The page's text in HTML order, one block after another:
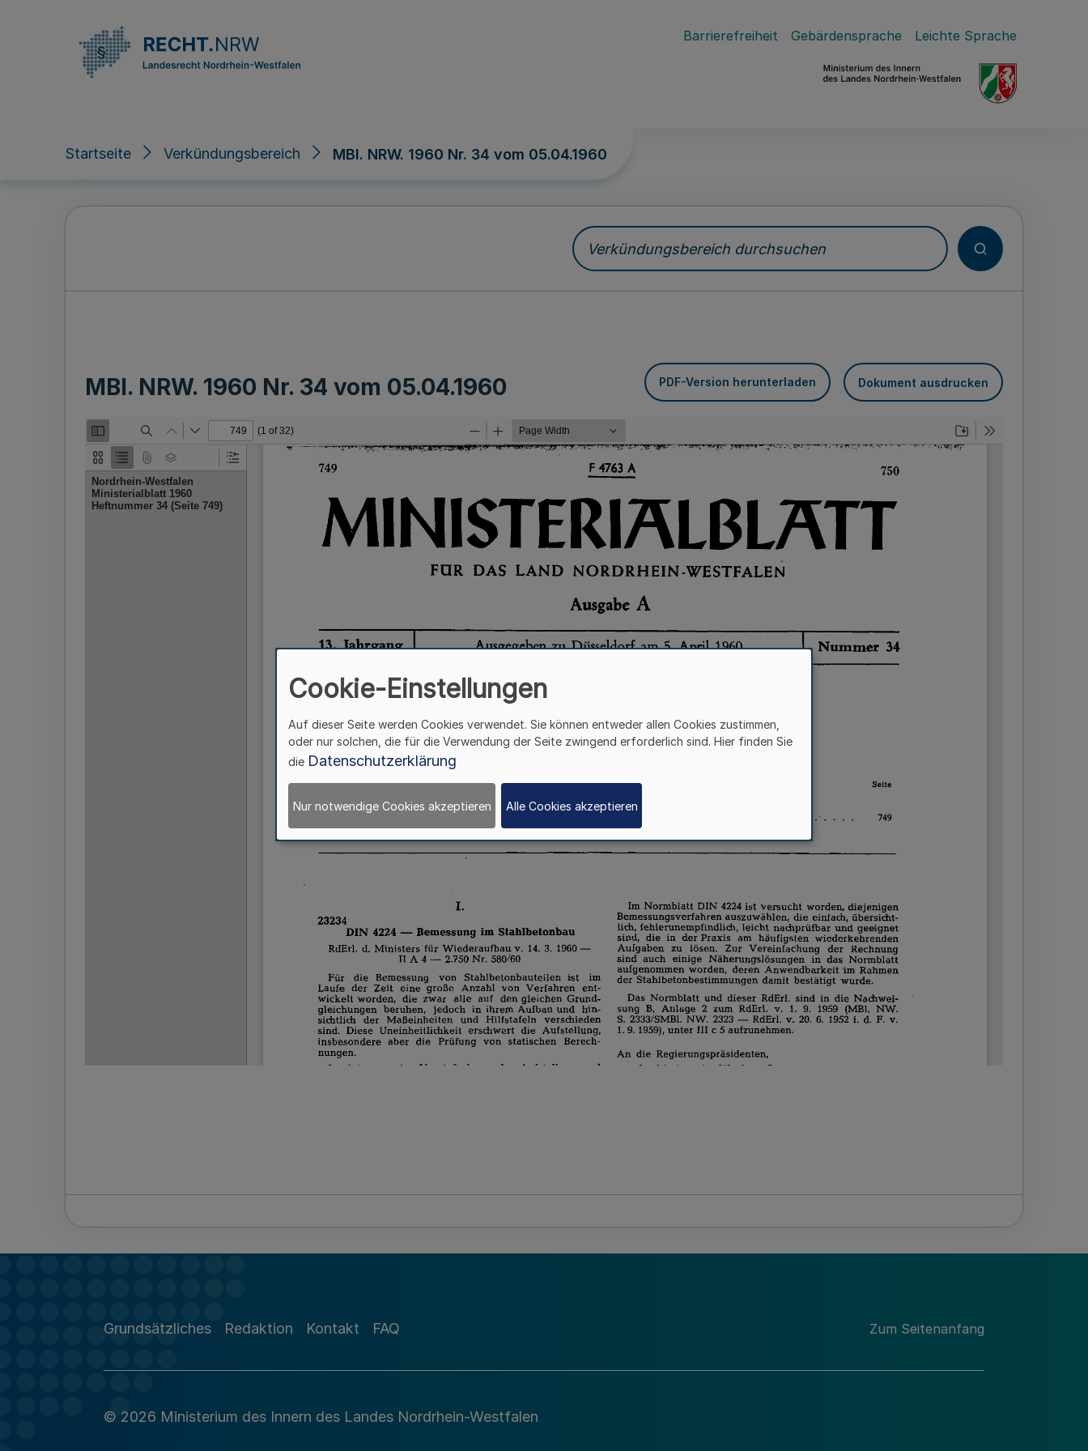
Barrierefreiheit Gebärdensprache Leichte Sprache
Startseite Verkündungsbereich MBl. NRW. 1960 Nr. 34 vom 05.04.1960
Verkündungsbereich durchsuchen
MBl. NRW. 1960 Nr. 34 vom 05.04.1960 PDF-Version herunterladen Dokument ausdrucken
Grundsätzliches Redaktion Kontakt FAQ Zum Seitenanfang
© 2026 Ministerium des Innern des Landes Nordrhein-Westfalen
Cookie-Einstellungen
Auf dieser Seite werden Cookies verwendet. Sie können entweder allen Cookies zustimmen,
oder nur solchen, die für die Verwendung der Seite zwingend erforderlich sind. Hier finden Sie
die Datenschutzerklärung
Nur notwendige Cookies akzeptieren Alle Cookies akzeptieren